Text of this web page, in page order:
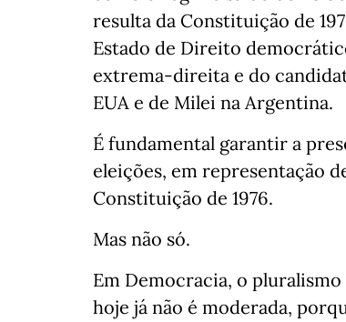
resulta da Constituição de
Estado de Direito
extrema-direita e do
EUA e de Milei na Argentina.
É fundamental garantir a
eleições, em representação
Constituição de 1976.
Mas não só.
Em Democracia, o
hoje já não é moderada,